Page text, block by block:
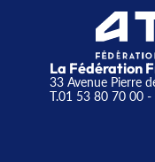
La Fédération
33 Avenue Pierre
T.01 53 80 70 00-